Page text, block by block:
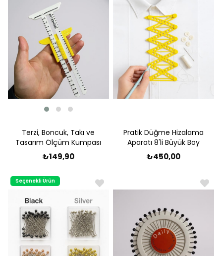
Terzi, Boncuk, Takı ve
Tasarım Ölçüm Kumpası
₺149,90
Pratik Düğme Hizalama
Aparatı 8'li Büyük Boy
₺450,00
Seçenekli Ürün